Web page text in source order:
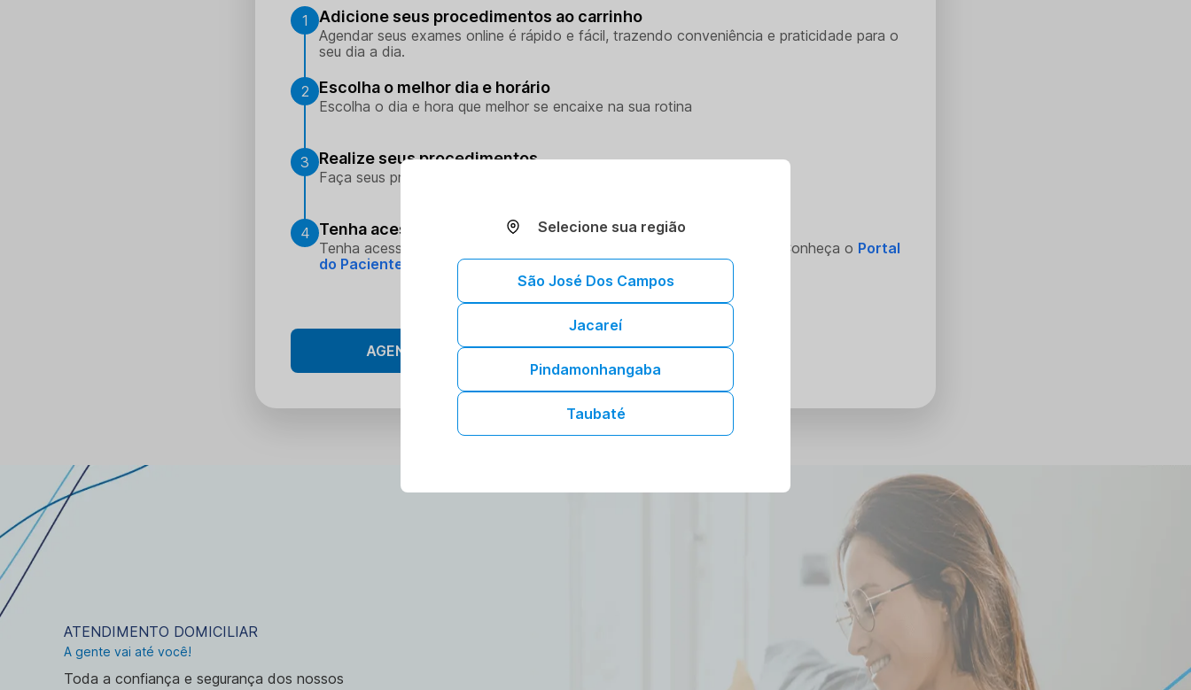
1 Adicione seus procedimentos ao carrinho
Agendar seus exames online é rápido e fácil, trazendo conveniência e praticidade para o
seu dia a dia.
2 Escolha o melhor dia e horário
Escolha o dia e hora que melhor se encaixe na sua rotina
3 Realize seus procedimentos
Faça seus procedimentos na unidade escolhida
4 Tenha acesso aos seus resultados sem sair de casa
Tenha acesso aos resultados dos seus exames onde e quando quiser. Conheça o Portal
do Paciente.
AGENDAR AGORA
ATENDIMENTO DOMICILIAR
A gente vai até você!
Toda a confiança e segurança dos nossos
Selecione sua região
São José Dos Campos
Jacareí
Pindamonhangaba
Taubaté